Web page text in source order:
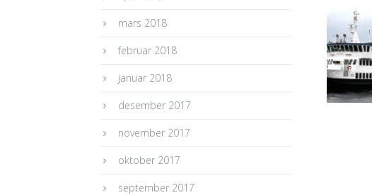
mars 2018
februar 2018
januar 2018
desember 2017
november 2017
oktober 2017
september 2017